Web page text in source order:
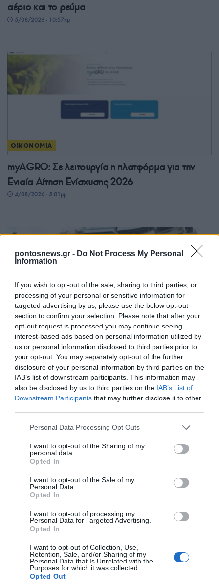
pontosnews.gr - Do Not Process My Personal
Information
If you wish to opt-out of the sale, sharing to third parties, or
processing of your personal or sensitive information for
targeted advertising by us, please use the below opt-out
section to confirm your selection. Please note that after your
opt-out request is processed you may continue seeing
interest-based ads based on personal information utilized by
us or personal information disclosed to third parties prior to
your opt-out. You may separately opt-out of the further
disclosure of your personal information by third parties on the
IAB’s list of downstream participants. This information may
also be disclosed by us to third parties on the IAB’s List of
Downstream Participants that may further disclose it to other
Please note that this website/app uses one or more Google
not limited to your visit or usage behaviour. You may click to
grant or deny consent to Google and its third-party tags to
use your data for below specified purposes in below Google
consent section.
Personal Data Processing Opt Outs
I want to opt-out of the Sharing of my
personal data.
Opted In
I want to opt-out of the Sale of my
Personal Data.
Opted In
I want to opt-out of processing my
Personal Data for Targeted Advertising.
Opted In
I want to opt-out of Collection, Use,
Retention, Sale, and/or Sharing of my
Personal Data that Is Unrelated with the
Purposes for which it was collected.
Opted Out
αέριο και το ρεύμα
5/08/2026 - 10:57πμ
ΟΙΚΟΝΟΜΙΑ
myAGRO: Σε λειτουργία η πλατφόρμα για την
Ενιαία Αίτηση Ενίσχυσης 2026
4/08/2026 - 5:01μμ
ΟΙΚΟΝΟΜΙΑ
Στα σκαριά δομικές αλλαγές στον ΕΝΦΙΑ – Πώς
θα υπολογίζεται από το 2027
4/08/2026 - 2:33μμ
ΟΙΚΟΝΟΜΙΑ
Πόθεν Έσχες: Άνοιξε η πλατφόρμα – Έως πότε
μπορείτε να κάνετε δήλωση
3/08/2026 - 11:56πμ